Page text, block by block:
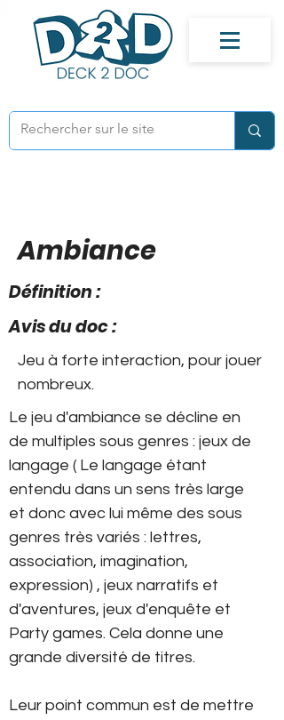
Ambiance
Définition :
Avis du doc :
Jeu à forte interaction, pour jouer
nombreux.
Le jeu d'ambiance se décline en
de multiples sous genres : jeux de
langage ( Le langage étant
entendu dans un sens très large
et donc avec lui même des sous
genres très variés : lettres,
association, imagination,
expression) , jeux narratifs et
d'aventures, jeux d'enquête et
Party games. Cela donne une
grande diversité de titres.
Leur point commun est de mettre